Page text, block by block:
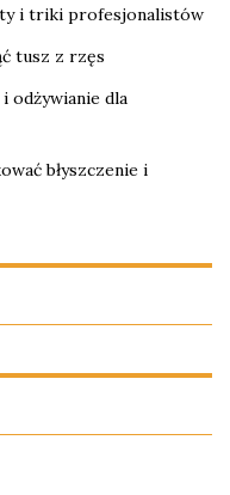
i triki profesjonalistów
tusz z rzęs
odżywianie dla
błyszczenie i